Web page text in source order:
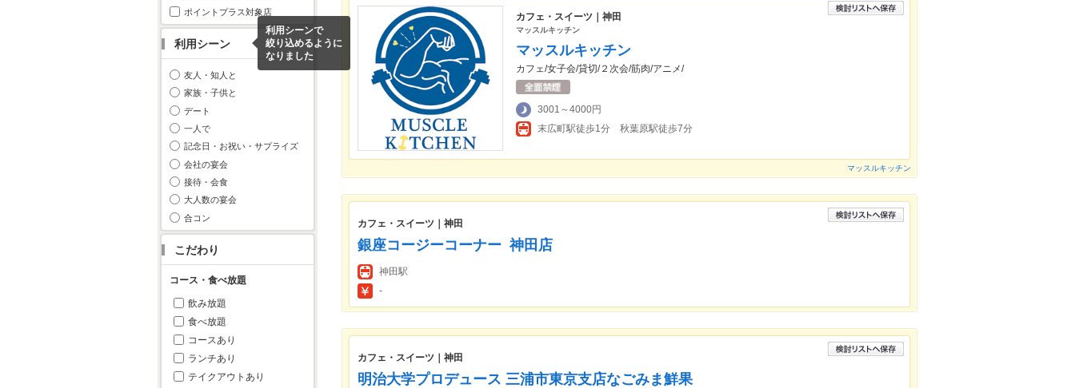
ポイントプラス対象店
利用シーン
利用シーンで
絞り込めるように
なりました
友人・知人と
家族・子供と
デート
一人で
記念日・お祝い・サプライズ
会社の宴会
接待・会食
大人数の宴会
合コン
こだわり
コース・食べ放題
飲み放題
食べ放題
コースあり
ランチあり
テイクアウトあり
カフェ・スイーツ｜神田
マッスルキッチン
マッスルキッチン
カフェ/女子会/貸切/２次会/筋肉/アニメ/
3001～4000円
末広町駅徒歩1分 秋葉原駅徒歩7分
マッスルキッチン
カフェ・スイーツ｜神田
銀座コージーコーナー 神田店
神田駅
-
カフェ・スイーツ｜神田
明治大学プロデュース 三浦市東京支店なごみま鮮果